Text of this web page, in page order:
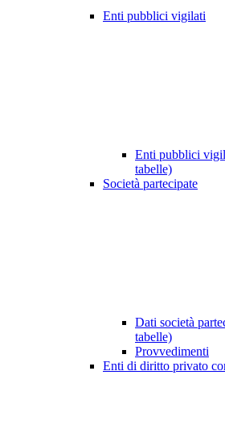
Enti pubblici vigilati
Enti pubblici
tabelle)
Società partecipate
Dati società
tabelle)
Provvedimenti
Enti di diritto privato